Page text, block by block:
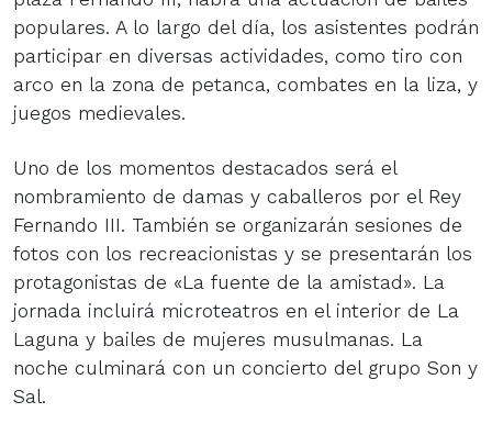
populares. A lo largo del día, los asistentes podrán
participar en diversas actividades, como tiro con
arco en la zona de petanca, combates en la liza, y
juegos medievales.
Uno de los momentos destacados será el
nombramiento de damas y caballeros por el Rey
Fernando III. También se organizarán sesiones de
fotos con los recreacionistas y se presentarán los
protagonistas de «La fuente de la amistad». La
jornada incluirá microteatros en el interior de La
Laguna y bailes de mujeres musulmanas. La
noche culminará con un concierto del grupo Son y
Sal.